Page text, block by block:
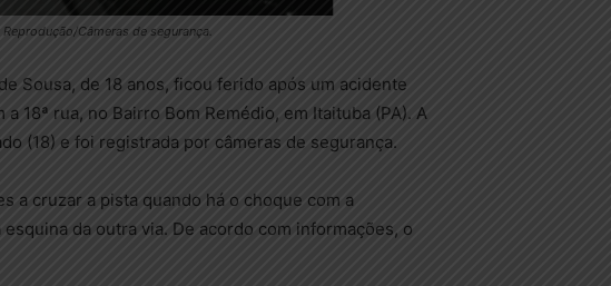
Câmeras de segurança.
Sousa, de 18 anos, ficou ferido após um acidente
18ª rua, no Bairro Bom Remédio, em Itaituba (PA). A
(18) e foi registrada por câmeras de segurança.
a cruzar a pista quando há o choque com a
da outra via. De acordo com informações, o